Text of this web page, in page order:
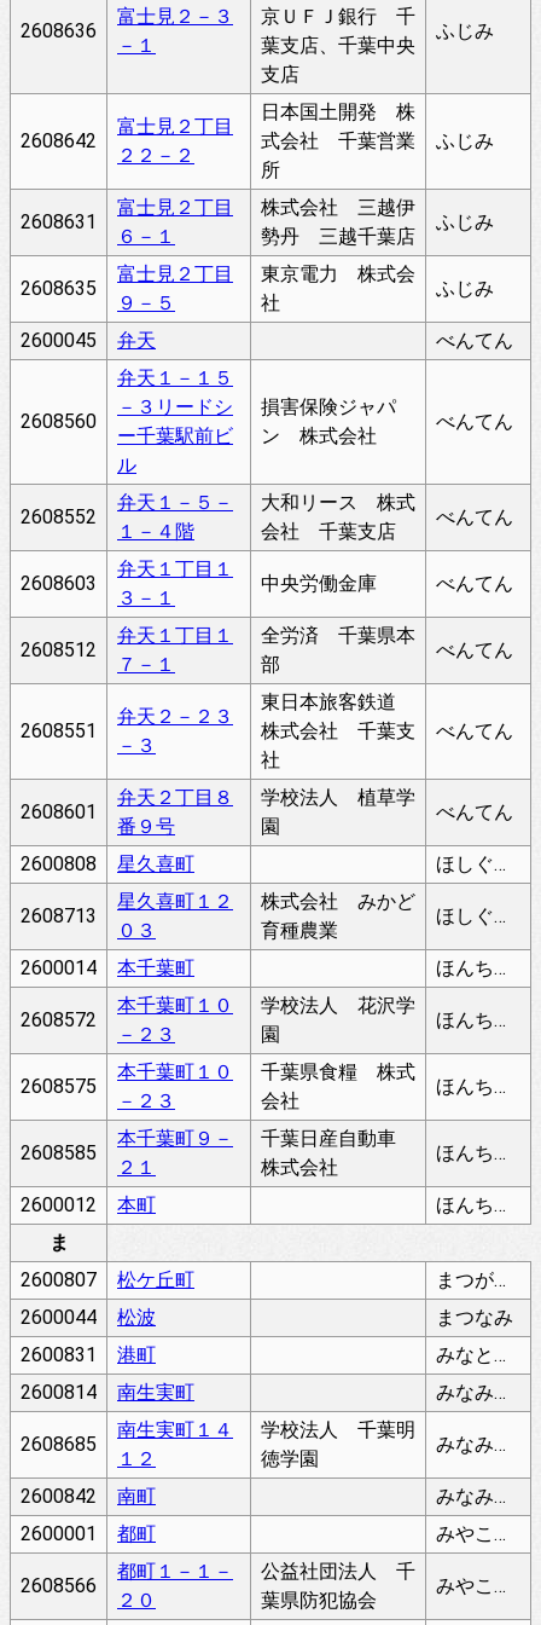
2608636
富士見２－３
－１
京ＵＦＪ銀行 千
葉支店、千葉中央
支店
ふじみ
2608642
富士見２丁目
２２－２
日本国土開発 株
式会社 千葉営業
所
ふじみ
2608631
富士見２丁目
６－１
株式会社 三越伊
勢丹 三越千葉店
ふじみ
2608635
富士見２丁目
９－５
東京電力 株式会
社
ふじみ
2600045 弁天 べんてん
2608560
弁天１－１５
－３リードシ
ー千葉駅前ビ
ル
損害保険ジャパ
ン 株式会社
べんてん
2608552
弁天１－５－
１－４階
大和リース 株式
会社 千葉支店
べんてん
2608603
弁天１丁目１
３－１
中央労働金庫 べんてん
2608512
弁天１丁目１
７－１
全労済 千葉県本
部
べんてん
2608551
弁天２－２３
－３
東日本旅客鉄道
株式会社 千葉支
社
べんてん
2608601
弁天２丁目８
番９号
学校法人 植草学
園
べんてん
2600808 星久喜町 ほしぐきちょう
2608713
星久喜町１２
０３
株式会社 みかど
育種農業
ほしぐきちょう
2600014 本千葉町 ほんちばちょう
2608572
本千葉町１０
－２３
学校法人 花沢学
園
ほんちばちょう
2608575
本千葉町１０
－２３
千葉県食糧 株式
会社
ほんちばちょう
2608585
本千葉町９－
２１
千葉日産自動車
株式会社
ほんちばちょう
2600012 本町
ほんちょう
ま
2600807
松ケ丘町
まつがおかちょう
2600044
松波
まつなみ
2600831
港町
みなとちょう
2600814
南生実町 みなみおゆみちょう
2608685
南生実町１４
１２
学校法人 千葉明
徳学園
みなみおゆみちょう
2600842 南町
みなみちょう
2600001
都町 みやこちょう
2608566
都町１－１－
２０
公益社団法人 千
葉県防犯協会
みやこちょう